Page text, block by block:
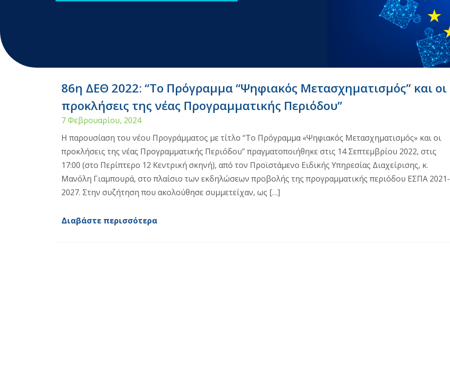
86η ΔΕΘ 2022: “Το Πρόγραμμα “Ψηφιακός Μετασχηματισμός” και οι
προκλήσεις της νέας Προγραμματικής Περιόδου”
7 Φεβρουαρίου, 2024
Η παρουσίαση του νέου Προγράμματος με τίτλο “Το Πρόγραμμα «Ψηφιακός Μετασχηματισμός» και οι
προκλήσεις της νέας Προγραμματικής Περιόδου” πραγματοποιήθηκε στις 14 Σεπτεμβρίου 2022, στις
17:00 (στο Περίπτερο 12 Κεντρική σκηνή), από τον Προϊστάμενο Ειδικής Υπηρεσίας Διαχείρισης, κ.
Μανόλη Γιαμπουρά, στο πλαίσιο των εκδηλώσεων προβολής της προγραμματικής περιόδου ΕΣΠΑ 2021-
2027. Στην συζήτηση που ακολούθησε συμμετείχαν, ως […]
Διαβάστε περισσότερα